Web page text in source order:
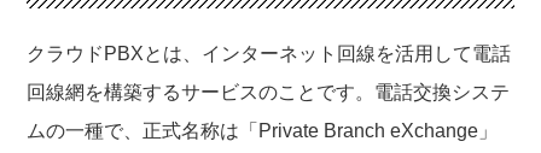
クラウドPBXとは、インターネット回線を活用して電話
回線網を構築するサービスのことです。電話交換システ
ムの一種で、正式名称は「Private Branch eXchange」